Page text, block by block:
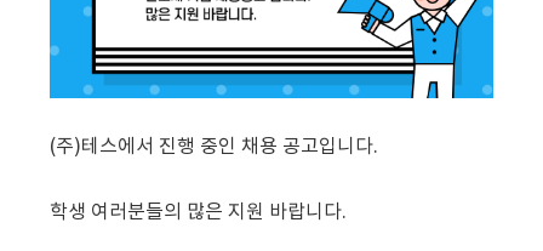
(주)테스에서 진행 중인 채용 공고입니다.
학생 여러분들의 많은 지원 바랍니다.